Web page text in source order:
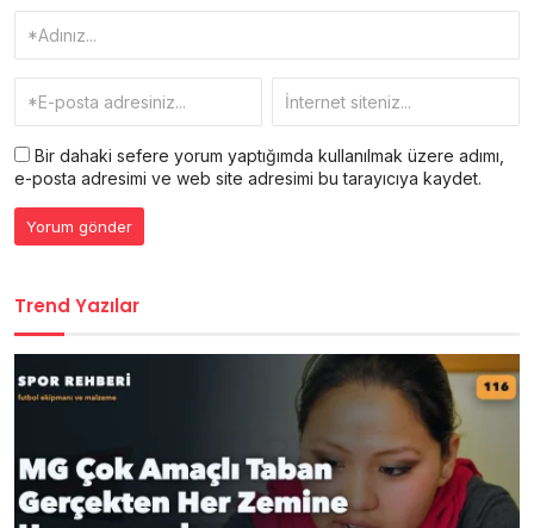
Bir dahaki sefere yorum yaptığımda kullanılmak üzere adımı,
e-posta adresimi ve web site adresimi bu tarayıcıya kaydet.
Trend Yazılar